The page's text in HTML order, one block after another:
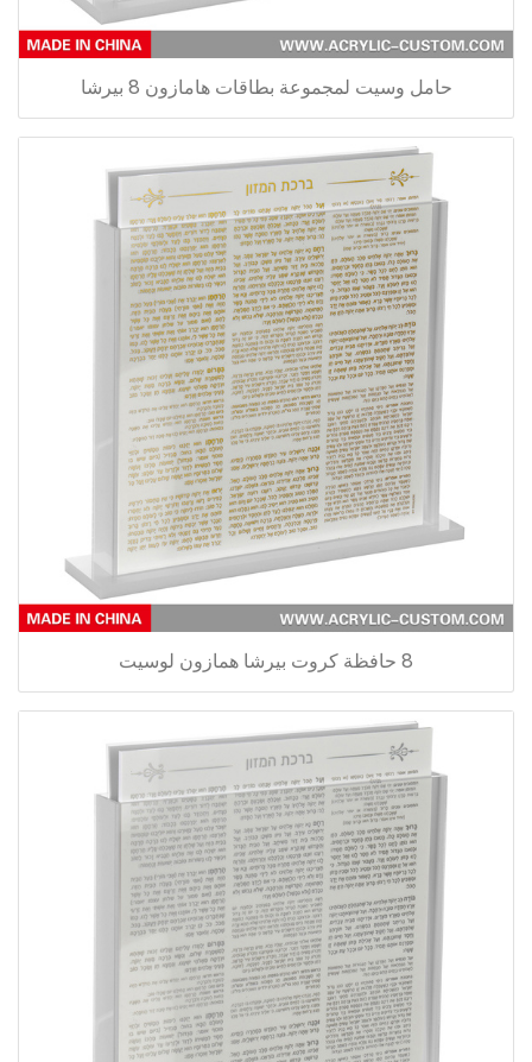
حامل وسيت لمجموعة بطاقات هامازون 8 بيرشا
8 حافظة كروت بيرشا همازون لوسيت